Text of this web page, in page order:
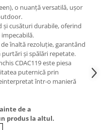
o nuanță versatilă, ușor
și cusături durabile, oferind
înaltă rezoluție, garantând
și spălări repetate.
CDAC119 este piesa
puternică prin
într-o manieră
de a
produs la altul.